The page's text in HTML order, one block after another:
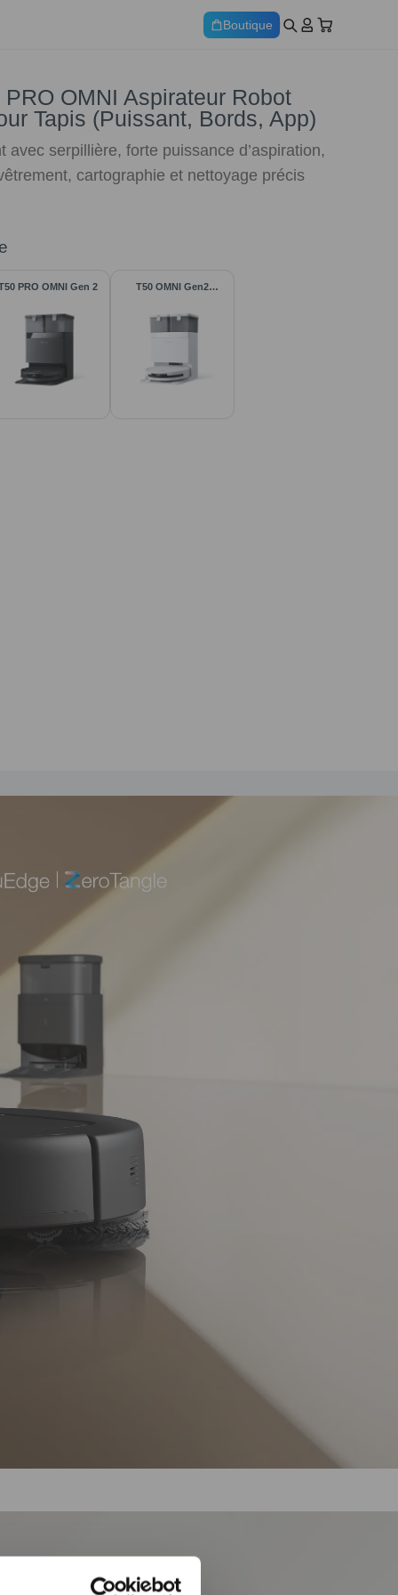
Boutique
OMNI Aspirateur Robot
Tapis (Puissant, Bords, App)
avec serpillière, forte puissance d’aspiration,
cartographie et nettoyage précis
PRO OMNI Gen 2 T50 OMNI Gen2